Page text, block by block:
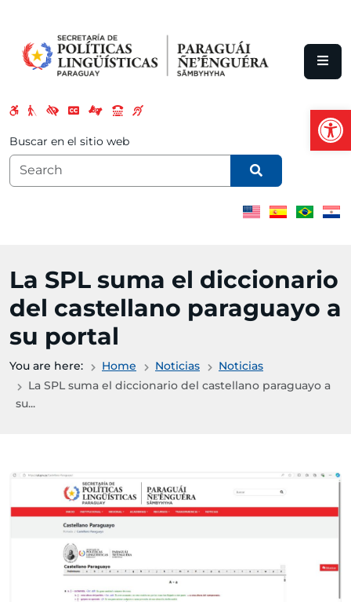
Buscar en el sitio web
La SPL suma el diccionario
del castellano paraguayo a
su portal
You are here: Home Noticias
Noticias
La SPL suma el diccionario del castellano paraguayo a
su...